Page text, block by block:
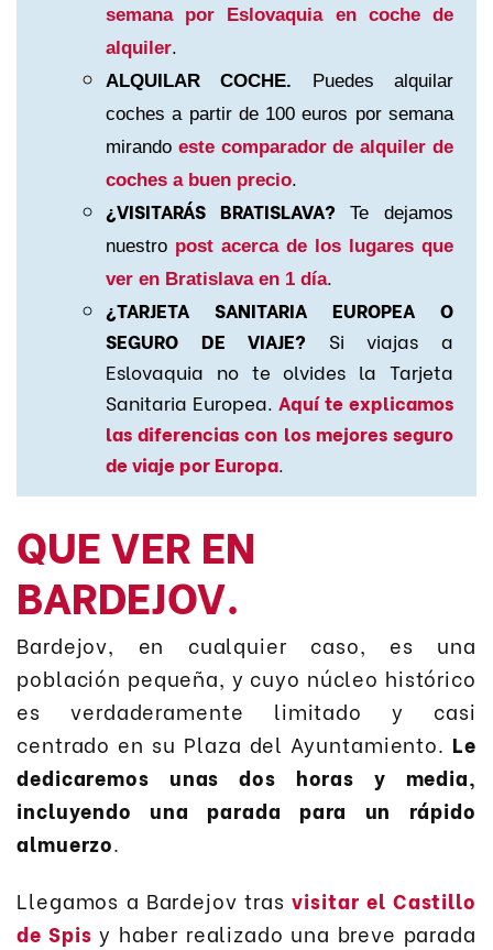
semana por Eslovaquia en coche de
alquiler.
ALQUILAR COCHE. Puedes alquilar
coches a partir de 100 euros por semana
mirando este comparador de alquiler de
coches a buen precio.
¿VISITARÁS BRATISLAVA?
Te dejamos
nuestro post acerca de los lugares que
ver en Bratislava en 1 día.
¿TARJETA SANITARIA EUROPEA O
SEGURO DE VIAJE? Si viajas a
Eslovaquia no te olvides la Tarjeta
Sanitaria Europea. Aquí te explicamos
las diferencias con los mejores seguro
de viaje por Europa.
QUE VER EN
BARDEJOV.
Bardejov, en cualquier caso, es una
población pequeña, y cuyo núcleo histórico
es verdaderamente limitado y casi
centrado en su Plaza del Ayuntamiento. Le
dedicaremos unas dos horas y media,
incluyendo una parada para un rápido
almuerzo.
Llegamos a Bardejov trasvisitar el Castillo
de Spis y haber realizado una breve parada